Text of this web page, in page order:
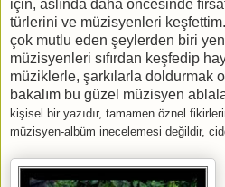
için, aslında daha öncesinde
türlerini ve müzisyenleri
çok mutlu eden şeylerden biri
müzisyenleri sıfırdan keşfedip
müziklerle, şarkılarla doldurmak
bakalım bu güzel müzisyen
kişisel bir yazıdır, tamamen öznel
müzisyen-albüm inecelemesi değildir,